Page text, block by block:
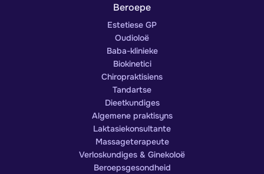
Beroepe
Estetiese GP
Oudioloë
Baba-klinieke
Biokinetici
Chiropraktisiens
Tandartse
Dieetkundiges
Algemene praktisyns
Laktasiekonsultante
Massageterapeute
Verloskundiges & Ginekoloë
Beroepsgesondheid